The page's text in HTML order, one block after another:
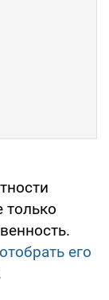
только
его